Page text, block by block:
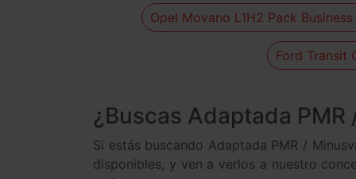
Opel Movano L1H2 Pack
Ford Transit
¿Buscas Adaptada
Si estás buscando Adaptada PMR /
disponibles, y ven a verlos a nuestro